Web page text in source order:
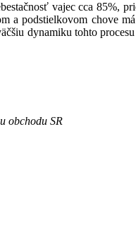
vajec cca 85%,
a podstielkovom chove
dynamiku tohto
obchodu SR